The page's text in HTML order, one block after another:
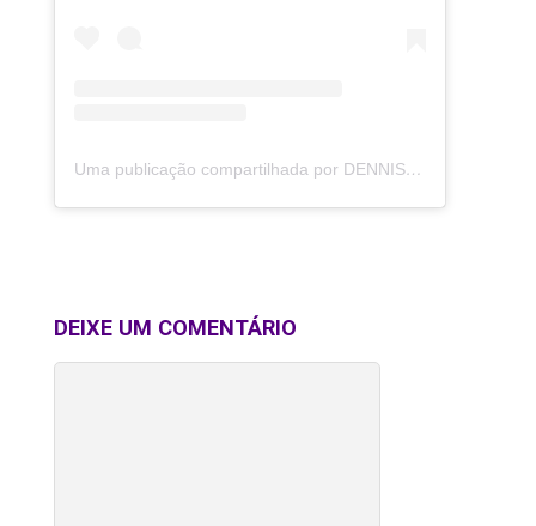
Uma publicação compartilhada por DENNIS (@dennisdj)
DEIXE UM COMENTÁRIO